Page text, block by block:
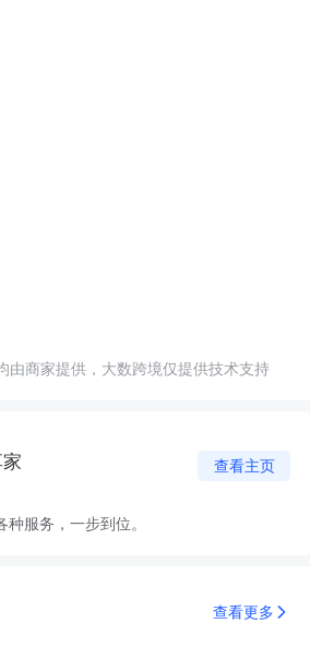
由商家提供，大数跨境仅提供技术支持
查看主页
服务，一步到位。
查看更多